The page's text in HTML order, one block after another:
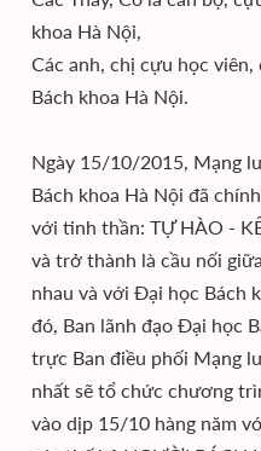
khoa Hà Nội,
Các anh, chị cựu học
Bách khoa Hà Nội.
Ngày 15/10/2015, Mạng
Bách khoa Hà Nội đã
với tinh thần: TỰ HÀO -
và trở thành là cầu nối
nhau và với Đại học Bách
đó, Ban lãnh đạo Đại học
trực Ban điều phối Mạng
nhất sẽ tổ chức chương
vào dịp 15/10 hàng năm